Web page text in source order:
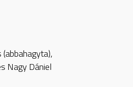
(abbahagyta),
Nagy Dániel